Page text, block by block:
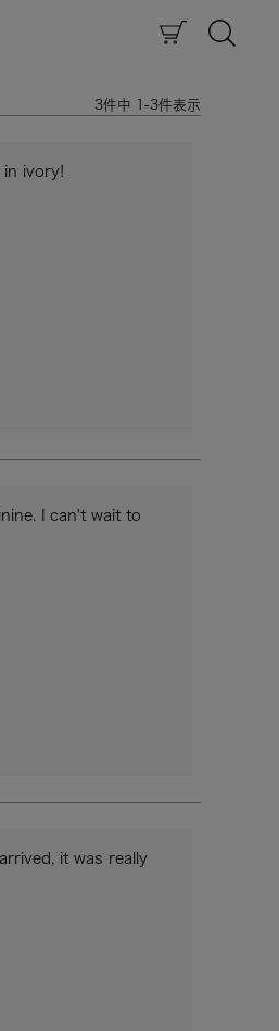
3件中 1 -3件表示
in ivory!
I can't wait to
it was really